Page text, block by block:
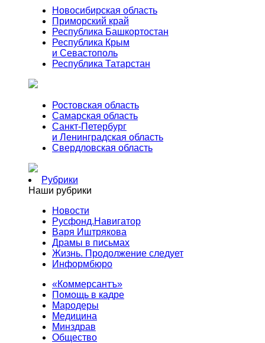
Новосибирская область
Приморский край
Республика Башкортостан
Республика Крым
и Севастополь
Республика Татарстан
Ростовская область
Самарская область
Санкт-Петербург
и Ленинградская область
Свердловская область
Рубрики
Наши рубрики
Новости
Русфонд.Навигатор
Варя Иштрякова
Драмы в письмах
Жизнь. Продолжение следует
Информбюро
«Коммерсантъ»
Помощь в кадре
Мародеры
Медицина
Минздрав
Общество